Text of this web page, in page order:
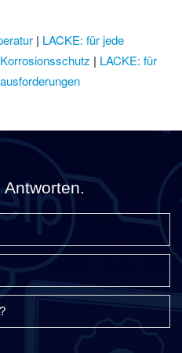
| LACKE: für jede
| LACKE: für